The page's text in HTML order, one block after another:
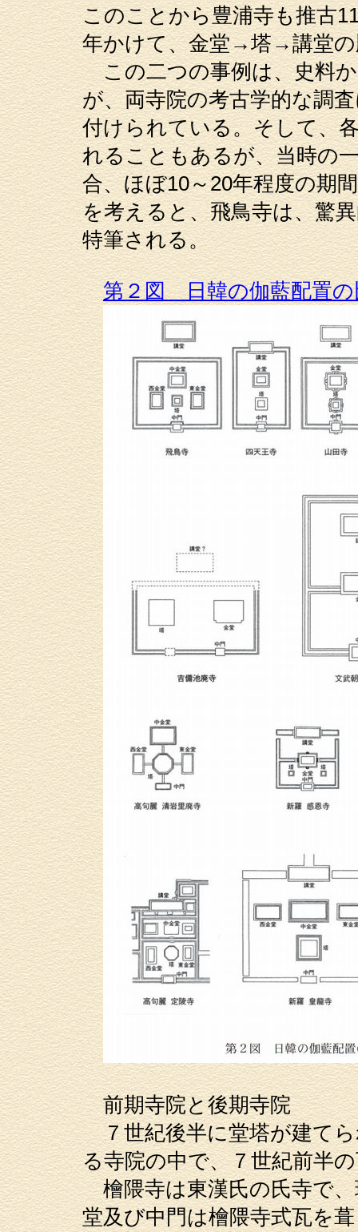
このことから豊浦寺も推古
年かけて、金堂→塔→講堂
この二つの事例は、史料か
が、両寺院の考古学的な調
付けられている。そして、
れることもあるが、当時の
合、ほぼ10～20年程度の期
を考えると、飛鳥寺は、驚
特筆される。
第２図 日韓の伽藍配置の
前期寺院と後期寺院
７世紀後半に堂塔が建てら
る寺院の中で、７世紀前半
檜隈寺は東漢氏の氏寺で、
堂及び中門は檜隈寺式瓦を